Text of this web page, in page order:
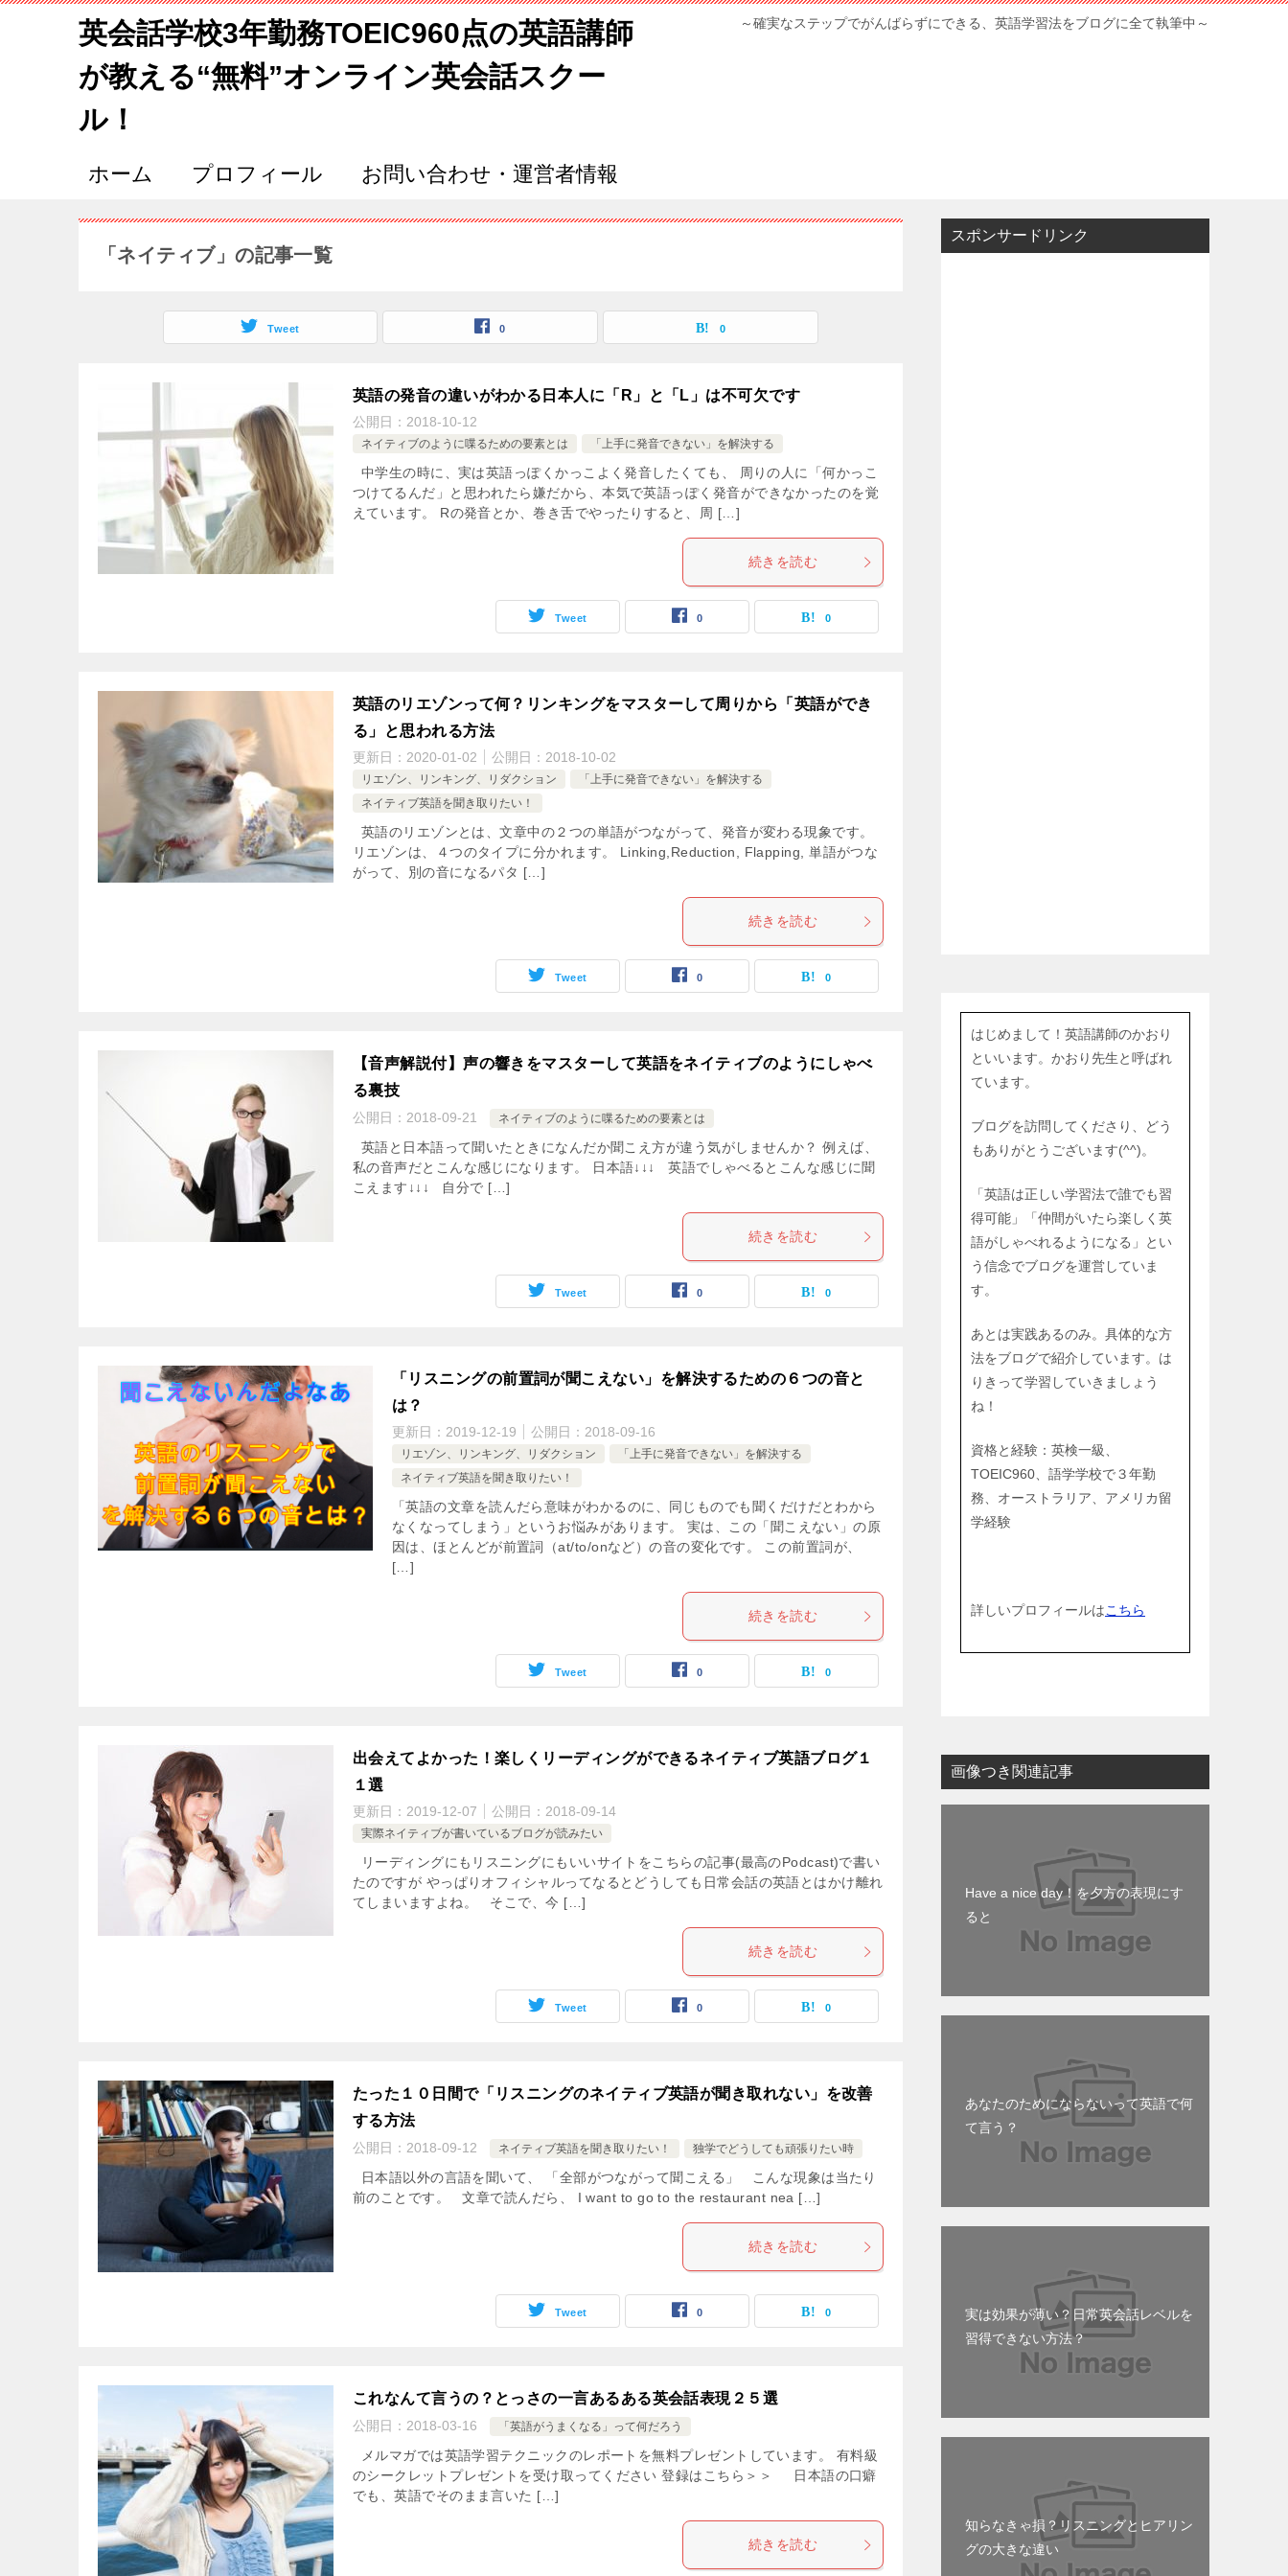
英会話学校3年勤務TOEIC960点の英語講師
が教える“無料”オンライン英会話スクー
ル！
～確実なステップでがんばらずにできる、英語学習法をブログに全て執筆中～
ホーム プロフィール お問い合わせ・運営者情報
「ネイティブ」の記事一覧
Tweet 0 0
英語の発音の違いがわかる日本人に「R」と「L」は不可欠です
公開日： 2018-10-12
ネイティブのように喋るための要素とは 「上手に発音できない」を解決する
中学生の時に、実は英語っぽくかっこよく発音したくても、 周りの人に「何かっこ
つけてるんだ」と思われたら嫌だから、本気で英語っぽく発音ができなかったのを覚
えています。 Rの発音とか、巻き舌でやったりすると、周 […]
続きを読む
Tweet 0 0
英語のリエゾンって何？リンキングをマスターして周りから「英語ができ
る」と思われる方法
更新日： 2020-01-02 公開日： 2018-10-02
リエゾン、リンキング、リダクション
「上手に発音できない」を解決する
ネイティブ英語を聞き取りたい！
英語のリエゾンとは、文章中の２つの単語がつながって、発音が変わる現象です。
リエゾンは、４つのタイプに分かれます。 Linking,Reduction, Flapping, 単語がつな
がって、別の音になるパタ […]
続きを読む
Tweet 0 0
【音声解説付】声の響きをマスターして英語をネイティブのようにしゃべ
る裏技
公開日： 2018-09-21 ネイティブのように喋るための要素とは
英語と日本語って聞いたときになんだか聞こえ方が違う気がしませんか？ 例えば、
私の音声だとこんな感じになります。 日本語↓↓↓ 英語でしゃべるとこんな感じに聞
こえます↓↓↓ 自分で […]
続きを読む
Tweet 0 0
「リスニングの前置詞が聞こえない」を解決するための６つの音と
は？
更新日： 2019-12-19 公開日： 2018-09-16
リエゾン、リンキング、リダクション
「上手に発音できない」を解決する
ネイティブ英語を聞き取りたい！
「英語の文章を読んだら意味がわかるのに、同じものでも聞くだけだとわから
なくなってしまう」というお悩みがあります。 実は、この「聞こえない」の原
因は、ほとんどが前置詞（at/to/onなど）の音の変化です。 この前置詞が、
[…]
続きを読む
Tweet 0 0
出会えてよかった！楽しくリーディングができるネイティブ英語ブログ１
１選
更新日： 2019-12-07 公開日： 2018-09-14
実際ネイティブが書いているブログが読みたい
リーディングにもリスニングにもいいサイトをこちらの記事(最高のPodcast)で書い
たのですが やっぱりオフィシャルってなるとどうしても日常会話の英語とはかけ離れ
てしまいますよね。 そこで、今 […]
続きを読む
Tweet 0 0
たった１０日間で「リスニングのネイティブ英語が聞き取れない」を改善
する方法
公開日： 2018-09-12 ネイティブ英語を聞き取りたい！ 独学でどうしても頑張りたい時
日本語以外の言語を聞いて、 「全部がつながって聞こえる」 こんな現象は当たり
前のことです。 文章で読んだら、 I want to go to the restaurant nea […]
続きを読む
Tweet 0 0
これなんて言うの？とっさの一言あるある英会話表現２５選
公開日： 2018-03-16 「英語がうまくなる」って何だろう
メルマガでは英語学習テクニックのレポートを無料プレゼントしています。 有料級
のシークレットプレゼントを受け取ってください 登録はこちら＞＞ 日本語の口癖
でも、英語でそのまま言いた […]
続きを読む
スポンサードリンク
はじめまして！英語講師のかおり
といいます。かおり先生と呼ばれ
ています。
ブログを訪問してくださり、どう
もありがとうございます(^^)。
「英語は正しい学習法で誰でも習
得可能」「仲間がいたら楽しく英
語がしゃべれるようになる」とい
う信念でブログを運営していま
す。
あとは実践あるのみ。具体的な方
法をブログで紹介しています。は
りきって学習していきましょう
ね！
資格と経験：英検一級、
TOEIC960、語学学校で３年勤
務、オーストラリア、アメリカ留
学経験
詳しいプロフィールはこちら
画像つき関連記事
Have a nice day！を夕方の表現にす
ると
あなたのためにならないって英語で何
て言う？
実は効果が薄い？日常英会話レベルを
習得できない方法？
知らなきゃ損？リスニングとヒアリン
グの大きな違い